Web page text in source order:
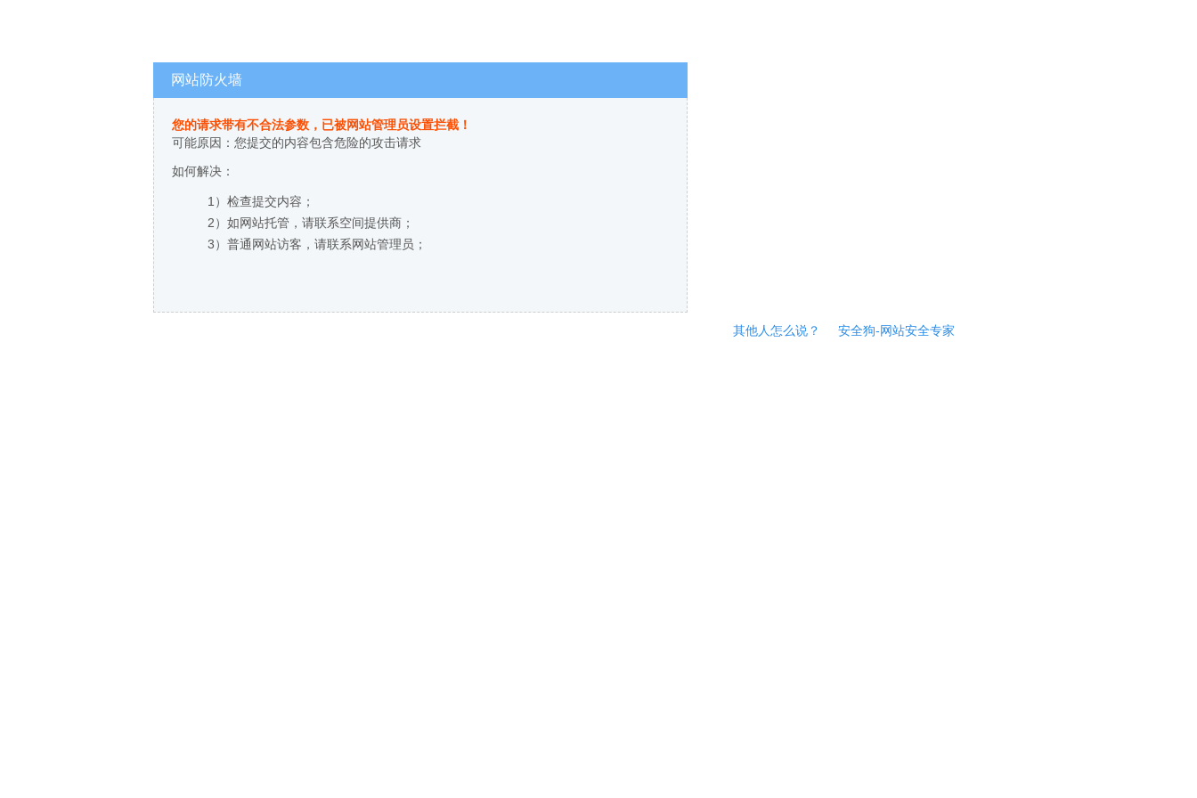
网站防火墙
您的请求带有不合法参数，已被网站管理员设置拦截！
可能原因：您提交的内容包含危险的攻击请求
如何解决：
1）检查提交内容；
2）如网站托管，请联系空间提供商；
3）普通网站访客，请联系网站管理员；
其他人怎么说？ 安全狗-网站安全专家